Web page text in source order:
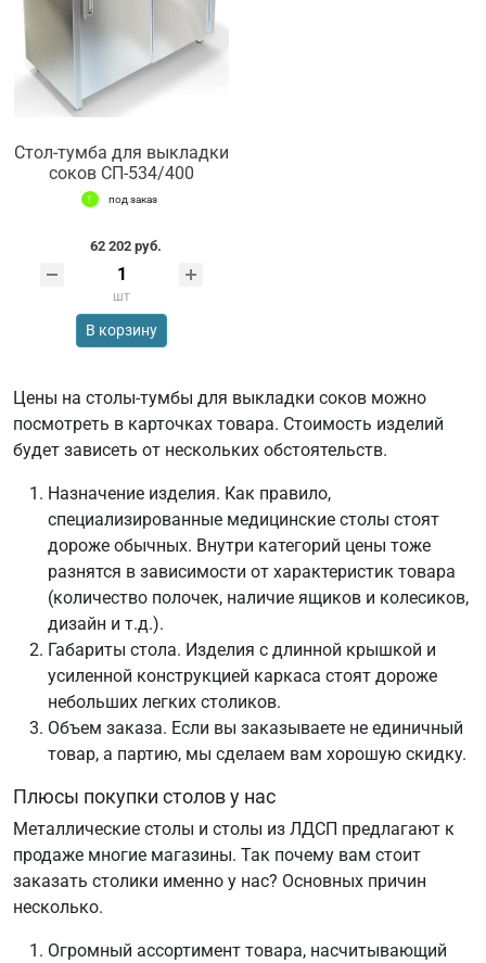
Стол-тумба для выкладки
соков СП-534/400
под заказ
62 202 руб.
шт
В корзину
Цены на столы-тумбы для выкладки соков можно
посмотреть в карточках товара. Стоимость изделий
будет зависеть от нескольких обстоятельств.
Назначение изделия. Как правило,
специализированные медицинские столы стоят
дороже обычных. Внутри категорий цены тоже
разнятся в зависимости от характеристик товара
(количество полочек, наличие ящиков и колесиков,
дизайн и т.д.).
Габариты стола. Изделия с длинной крышкой и
усиленной конструкцией каркаса стоят дороже
небольших легких столиков.
Объем заказа. Если вы заказываете не единичный
товар, а партию, мы сделаем вам хорошую скидку.
Плюсы покупки столов у нас
Металлические столы и столы из ЛДСП предлагают к
продаже многие магазины. Так почему вам стоит
заказать столики именно у нас? Основных причин
несколько.
Огромный ассортимент товара, насчитывающий